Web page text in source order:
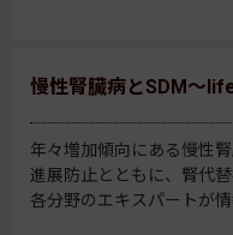
慢性腎臓病とSDM～
年々増加傾向にある慢性
進展防止とともに、腎代
各分野のエキスパートが情